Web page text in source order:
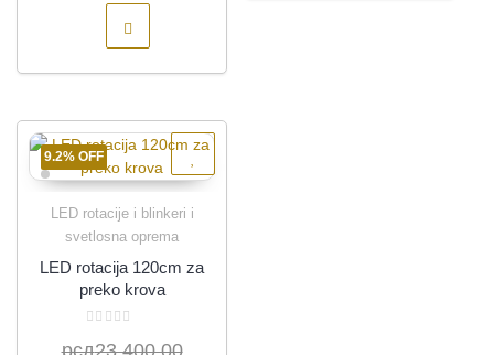
9.2% OFF
Quick View
LED rotacije i blinkeri i
svetlosna oprema
LED rotacija 120cm za
preko krova
са
рсд23.400,00Оригинална